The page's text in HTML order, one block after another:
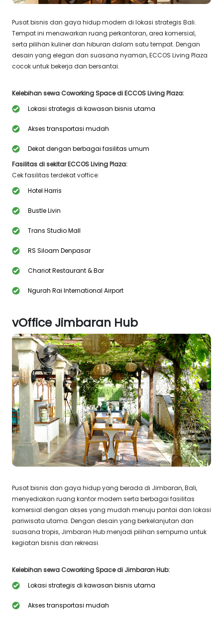
Pusat bisnis dan gaya hidup modern di lokasi strategis Bali.
Tempat ini menawarkan ruang perkantoran, area komersial,
serta pilihan kuliner dan hiburan dalam satu tempat. Dengan
desain yang elegan dan suasana nyaman, ECCOS Living Plaza
cocok untuk bekerja dan bersantai.
Kelebihan sewa Coworking Space di ECCOS Living Plaza:
Lokasi strategis di kawasan bisnis utama
Akses transportasi mudah
Dekat dengan berbagai fasilitas umum
Fasilitas di sekitar ECCOS Living Plaza:
Cek fasilitas terdekat voffice:
Hotel Harris
Bustle Livin
Trans Studio Mall
RS Siloam Denpasar
Chariot Restaurant & Bar
Ngurah Rai International Airport
vOffice Jimbaran Hub
Pusat bisnis dan gaya hidup yang berada di Jimbaran, Bali,
menyediakan ruang kantor modern serta berbagai fasilitas
komersial dengan akses yang mudah menuju pantai dan lokasi
pariwisata utama. Dengan desain yang berkelanjutan dan
suasana tropis, Jimbaran Hub menjadi pilihan sempurna untuk
kegiatan bisnis dan rekreasi.
Kelebihan sewa Coworking Space di Jimbaran Hub:
Lokasi strategis di kawasan bisnis utama
Akses transportasi mudah